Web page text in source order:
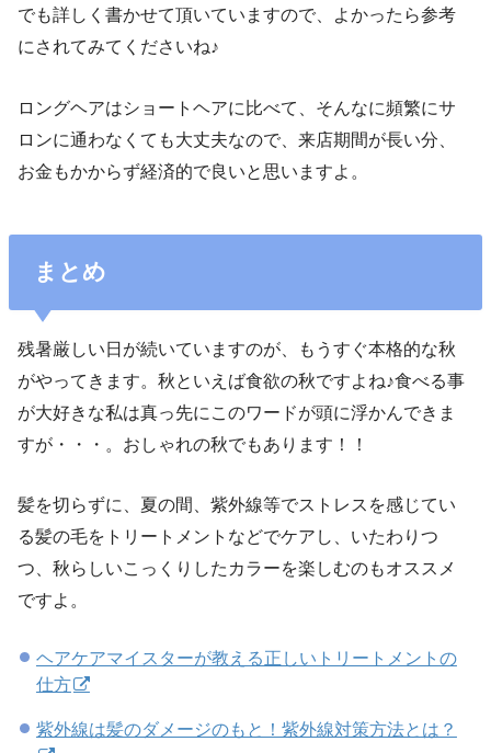
でも詳しく書かせて頂いていますので、よかったら参考
にされてみてくださいね♪
ロングヘアはショートヘアに比べて、そんなに頻繁にサ
ロンに通わなくても大丈夫なので、来店期間が長い分、
お金もかからず経済的で良いと思いますよ。
まとめ
残暑厳しい日が続いていますのが、もうすぐ本格的な秋
がやってきます。秋といえば食欲の秋ですよね♪食べる事
が大好きな私は真っ先にこのワードが頭に浮かんできま
すが・・・。おしゃれの秋でもあります！！
髪を切らずに、夏の間、紫外線等でストレスを感じてい
る髪の毛をトリートメントなどでケアし、いたわりつ
つ、秋らしいこっくりしたカラーを楽しむのもオススメ
ですよ。
ヘアケアマイスターが教える正しいトリートメントの
仕方
紫外線は髪のダメージのもと！紫外線対策方法とは？